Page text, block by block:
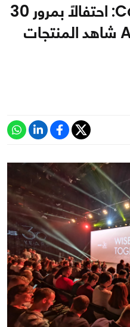
معرض Computex19: احتفالاً بمرور 30
عام على تأسيس ASUS شاهد المنتجات